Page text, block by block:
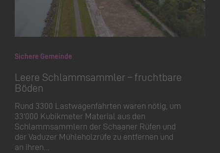
Sichere Gemeinde
Leere Schlammsammler – fruchtbare
Böden
Rund 3300 Lastwagenfahrten waren nötig, um
33'000 Kubikmeter Material aus den
Schlammsammlern der Schaaner Rüfen und
der Vaduzer Mühleholzrüfe zu entfernen und
an ihren…